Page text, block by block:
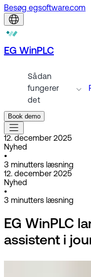
Besøg egsoftware.com
EG WinPLC
Sådan
fungerer
det
Book demo
12. december 2025
Nyhed
•
3 minutters læsning
12. december 2025
Nyhed
•
3 minutters læsning
EG WinPLC
assistent i